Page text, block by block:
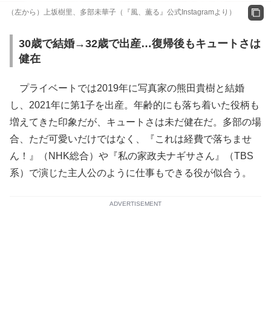
（左から）上坂樹里、多部未華子（『風、薫る』公式Instagramより）
30歳で結婚→32歳で出産…復帰後もキュートさは
健在
プライベートでは2019年に写真家の熊田貴樹と結婚
し、2021年に第1子を出産。年齢的にも落ち着いた役柄も
増えてきた印象だが、キュートさは未だ健在だ。多部の場
合、ただ可愛いだけではなく、『これは経費で落ちませ
ん！』（NHK総合）や『私の家政夫ナギサさん』（TBS
系）で演じた主人公のように仕事もできる役が似合う。
ADVERTISEMENT